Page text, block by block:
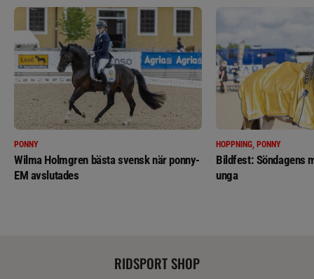
PONNY
Wilma Holmgren bästa svensk när ponny-
EM avslutades
HOPPNING, PONNY
Bildfest: Söndagens
unga
RIDSPORT SHOP